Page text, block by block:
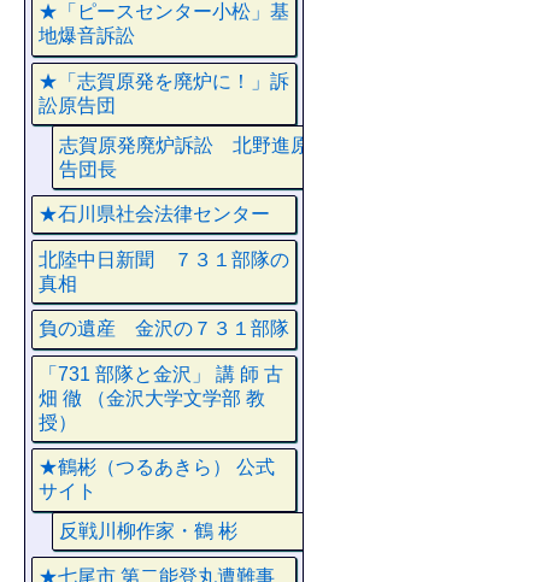
★「ピースセンター小松」基
地爆音訴訟
★「志賀原発を廃炉に！」訴
訟原告団
志賀原発廃炉訴訟 北野進原
告団長
★石川県社会法律センター
北陸中日新聞 ７３１部隊の
真相
負の遺産 金沢の７３１部隊
「731 部隊と金沢」 講 師 古
畑 徹 （金沢大学文学部 教
授）
★鶴彬（つるあきら） 公式
サイト
反戦川柳作家・鶴 彬
★七尾市 第二能登丸遭難事